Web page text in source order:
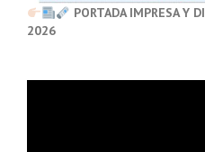
PORTADA IMPRESA Y
2026